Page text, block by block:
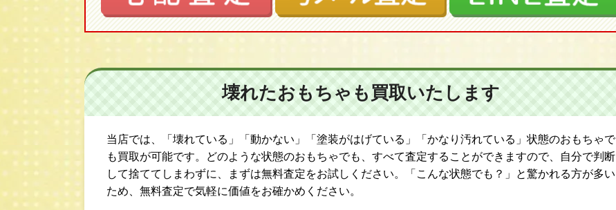
壊れたおもちゃも買取いたします
当店では、「壊れている」「動かない」「塗装がはげている」「かなり汚れている」状態のおもちゃで
も買取が可能です。どのような状態のおもちゃでも、すべて査定することができますので、自分で判断
して捨ててしまわずに、まずは無料査定をお試しください。「こんな状態でも？」と驚かれる方が多い
ため、無料査定で気軽に価値をお確かめください。